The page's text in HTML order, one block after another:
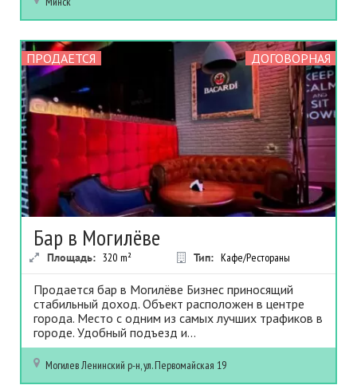
ПРОДАЕТСЯ ДОГОВОРНАЯ
Бар в Могилёве
Площадь: 320 m² Тип: Кафе/Рестораны
Продается бар в Могилёве Бизнес приносящий
стабильный доход. Объект расположен в центре
города. Место с одним из самых лучших трафиков в
городе. Удобный подъезд и...
МогилевЛенинский р-н, ул. Первомайская 19